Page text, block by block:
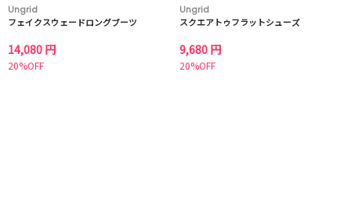
Ungrid
フェイクスウェードロングブーツ
14,080 円
20%OFF
Ungrid
スクエアトゥフラットシューズ
9,680 円
20%OFF